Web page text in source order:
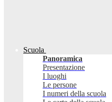
Scuola
Panoramica
Presentazione
I luoghi
Le persone
I numeri della scuola